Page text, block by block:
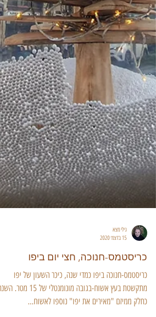
15 בדצמ׳ 2020
כריסטמס-חנוכה, חצי יום ביפו
כריסטמס-חנוכה ביפו כמדי שנה, כיכר השעון של יפו
מתקשטת בעץ אשוח-בגובה מונומנטלי של 15